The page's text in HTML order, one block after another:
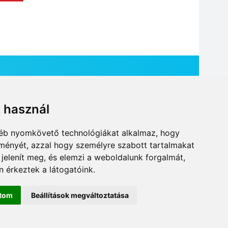
nyomkövető technológiákat alkalmaz, hogy
azzal hogy személyre szabott tartalmakat
meg, és elemzi a weboldalunk forgalmát,
érkeztek a látogatóink.
Beállítások megváltoztatása